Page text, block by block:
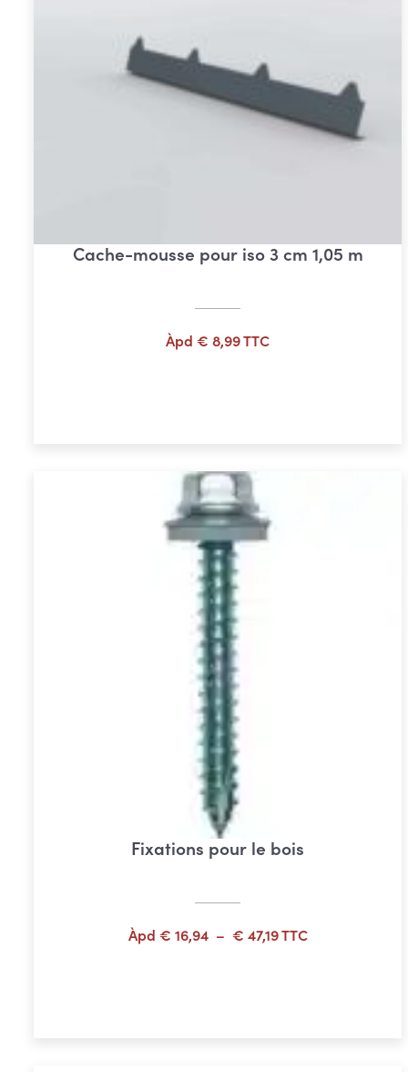
Cache-mousse pour iso 3 cm 1,05 m
Àpd € 8,99TTC
Fixations pour le bois
Àpd € 16,94 – € 47,19Plage
TTC